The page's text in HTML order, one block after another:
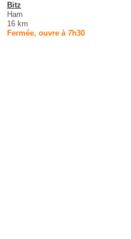
Bitz
Ham
16 km
Fermée, ouvre à 7h30